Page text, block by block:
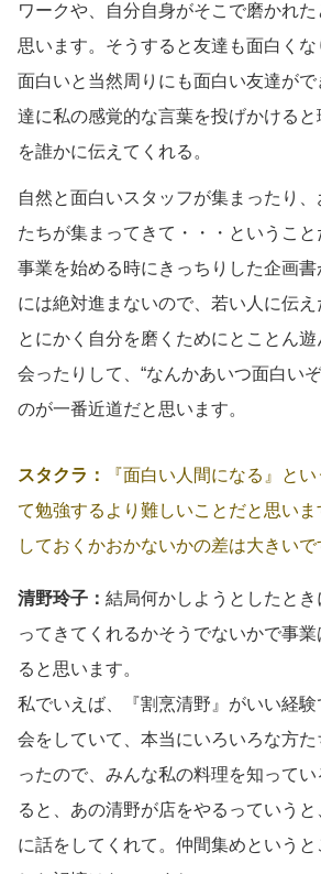
ワークや、自分自身がそこで磨かれ
思います。そうすると友達も面白く
面白いと当然周りにも面白い友達が
達に私の感覚的な言葉を投げかける
を誰かに伝えてくれる。
自然と面白いスタッフが集まったり
たちが集まってきて・・・ということ
事業を始める時にきっちりした企画書
には絶対進まないので、若い人に伝
とにかく自分を磨くためにとことん
会ったりして、“なんかあいつ面白い
のが一番近道だと思います。
スタクラ：
『面白い人間になる』と
て勉強するより難しいことだと思い
しておくかおかないかの差は大きいで
清野玲子： 結局何かしようとしたと
ってきてくれるかそうでないかで事業
ると思います。
私でいえば、『割烹清野』がいい経
会をしていて、本当にいろいろな方
ったので、みんな私の料理を知って
ると、あの清野が店をやるっていう
に話をしてくれて。仲間集めという